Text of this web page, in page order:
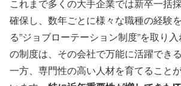
これまで多くの大手企業では新卒一括
確保し、数年ごとに様々な職種の経験
る”ジョブローテーション制度”を取り
の制度は、その会社で万能に活躍でき
一方、専門性の高い人材を育てること